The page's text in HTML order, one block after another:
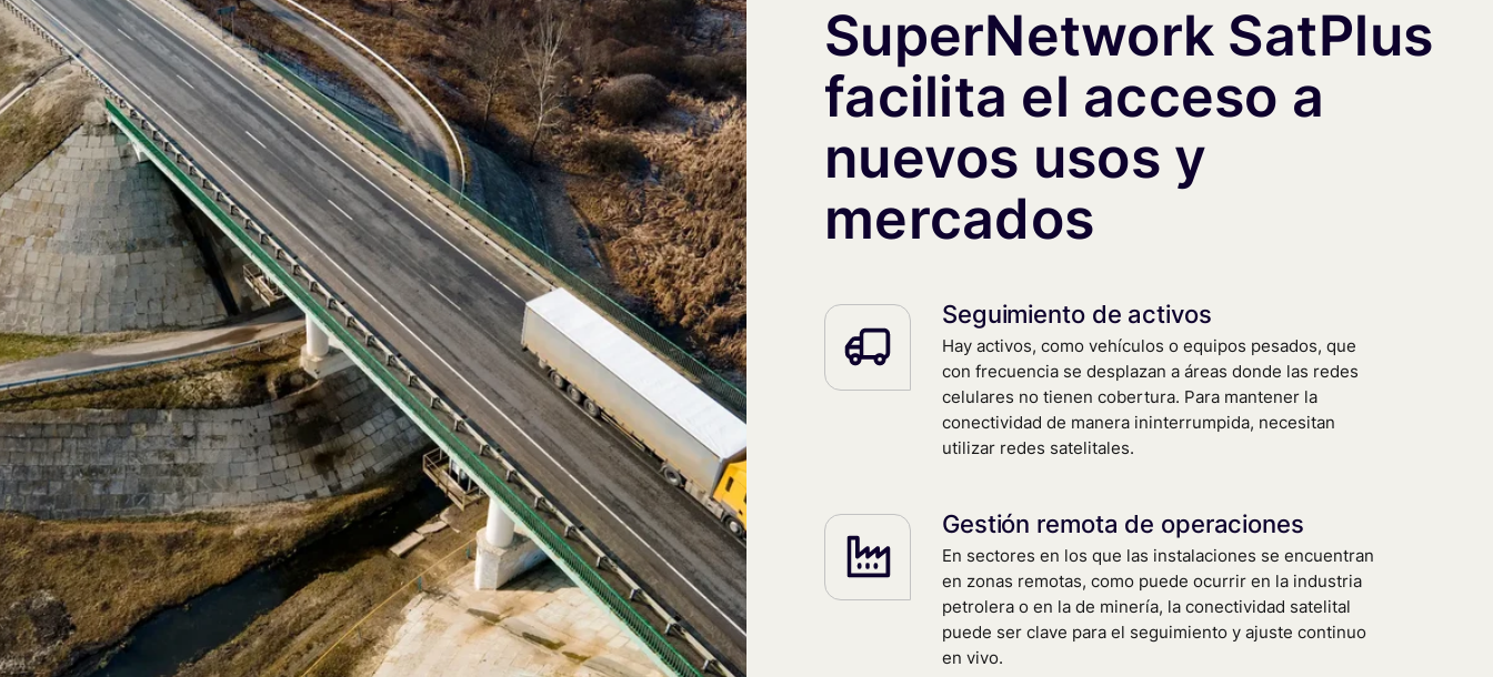
SuperNetwork SatPlus
facilita el acceso a
nuevos usos y
mercados
Seguimiento de activos
Hay activos, como vehículos o equipos pesados, que
con frecuencia se desplazan a áreas donde las redes
celulares no tienen cobertura. Para mantener la
conectividad de manera ininterrumpida, necesitan
utilizar redes satelitales.
Gestión remota de operaciones
En sectores en los que las instalaciones se encuentran
en zonas remotas, como puede ocurrir en la industria
petrolera o en la de minería, la conectividad satelital
puede ser clave para el seguimiento y ajuste continuo
en vivo.